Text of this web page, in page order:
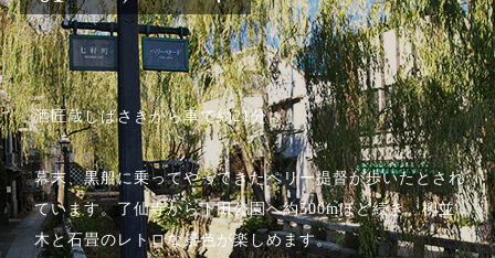
酒匠蔵しばさきから車で約21分
幕末、黒船に乗ってやってきたペリー提督が歩いたとされ
ています。了仙寺から下田公園へ約500mほど続き、柳並
木と石畳のレトロな景色が楽しめます。